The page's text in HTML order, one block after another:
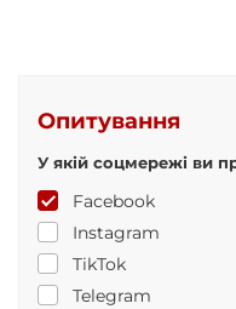
Опитування
У якій соцмережі ви
Facebook
Instagram
TikTok
Telegram